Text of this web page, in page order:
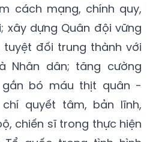
cách mạng, chính quy,
xây dựng Quân đội vững
tuyệt đối trung thành với
Nhân dân; tăng cường
bó máu thịt quân -
quyết tâm, bản lĩnh,
chiến sĩ trong thực hiện